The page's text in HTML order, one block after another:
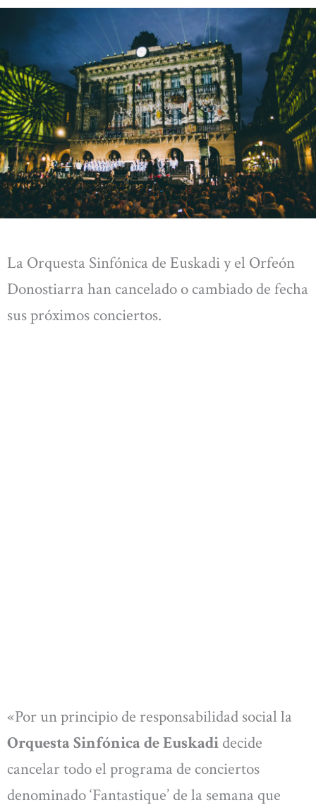
La Orquesta Sinfónica de Euskadi y el Orfeón
Donostiarra han cancelado o cambiado de fecha
sus próximos conciertos.
«Por un principio de responsabilidad social la
Orquesta Sinfónica de Euskadi decide
cancelar todo el programa de conciertos
denominado ‘Fantastique’ de la semana que